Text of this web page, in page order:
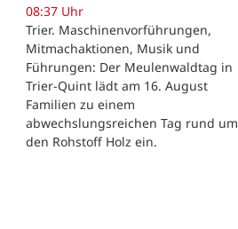
08:37 Uhr
Trier. Maschinenvorführungen,
Mitmachaktionen, Musik und
Führungen: Der Meulenwaldtag in
Trier-Quint lädt am 16. August
Familien zu einem
abwechslungsreichen Tag rund um
den Rohstoff Holz ein.